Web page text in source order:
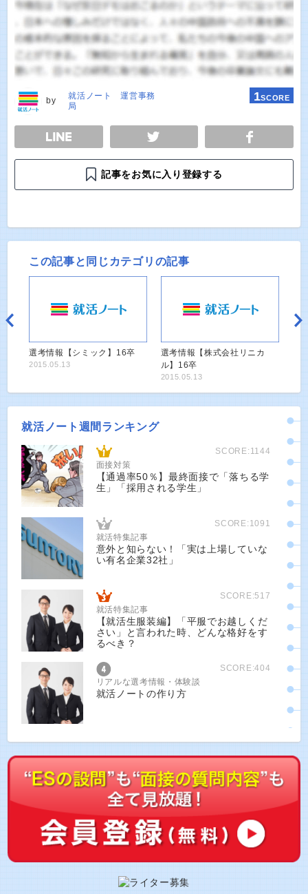
by
就活ノート 運営事務
局
1SCORE
TWEET
記事をお気に入り登録する
この記事と同じカテゴリの記事
選考情報【シミック】16卒
2015.05.13
選考情報【株式会社リニカ
ル】16卒
2015.05.13
就活ノート週間ランキング
SCORE:1144
面接対策
【通過率50％】最終面接で「落ちる学
生」「採用される学生」
SCORE:1091
就活特集記事
意外と知らない！「実は上場していな
い有名企業32社」
SCORE:517
就活特集記事
【就活生服装編】「平服でお越しくだ
さい」と言われた時、どんな格好をす
るべき？
SCORE:404
リアルな選考情報・体験談
就活ノートの作り方